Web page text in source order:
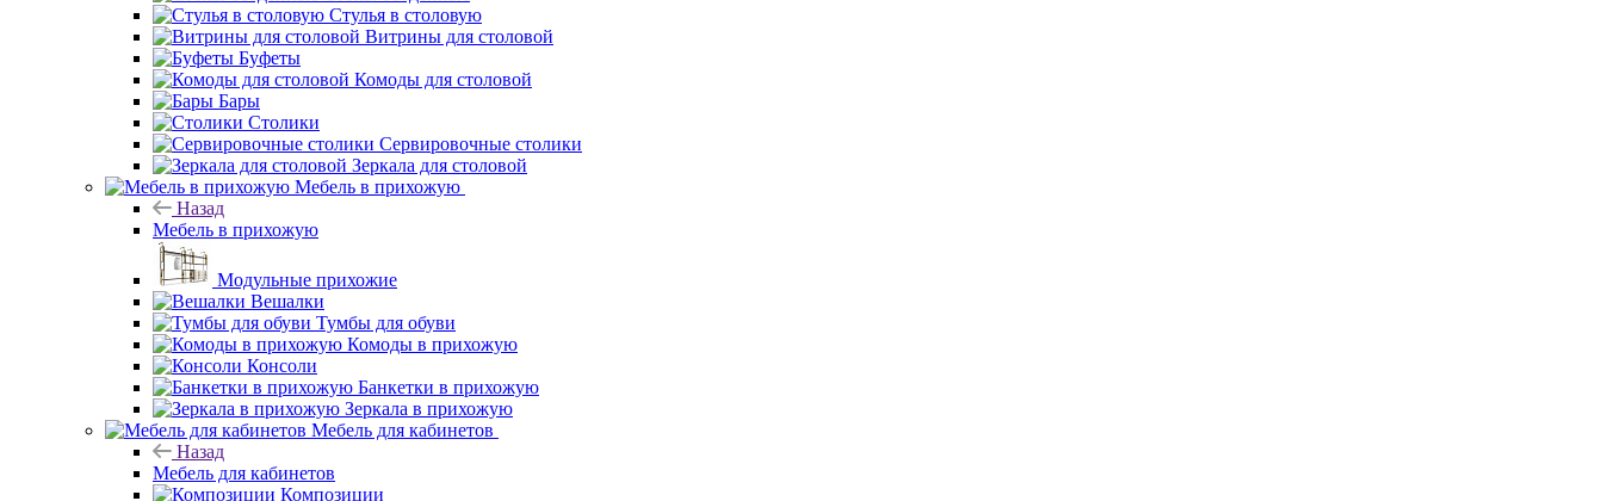
Стулья в столовую
Витрины для столовой
Буфеты
Комоды для столовой
Бары
Столики
Сервировочные столики
Зеркала для столовой
Мебель в прихожую
Назад
Мебель в прихожую
Модульные прихожие
Вешалки
Тумбы для обуви
Комоды в прихожую
Консоли
Банкетки в прихожую
Зеркала в прихожую
Мебель для кабинетов
Назад
Мебель для кабинетов
Композиции